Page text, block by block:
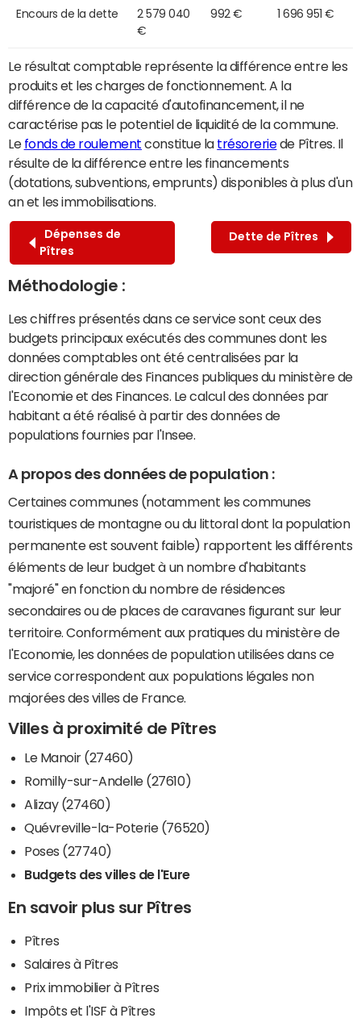
Encours de la dette
2 579 040
€
992 € 1 696 951 €
Le résultat comptable représente la différence entre les
produits et les charges de fonctionnement. A la
différence de la capacité d'autofinancement, il ne
caractérise pas le potentiel de liquidité de la commune.
Le fonds de roulement constitue la trésoreriede Pîtres. Il
résulte de la différence entre les financements
(dotations, subventions, emprunts) disponibles à plus d'un
an et les immobilisations.
Dépenses de
Pîtres
Dette de Pîtres
Méthodologie :
Les chiffres présentés dans ce service sont ceux des
budgets principaux exécutés des communes dont les
données comptables ont été centralisées par la
direction générale des Finances publiques du ministère de
l'Economie et des Finances. Le calcul des données par
habitant a été réalisé à partir des données de
populations fournies par l'Insee.
A propos des données de population :
Certaines communes (notamment les communes
touristiques de montagne ou du littoral dont la population
permanente est souvent faible) rapportent les différents
éléments de leur budget à un nombre d'habitants
"majoré" en fonction du nombre de résidences
secondaires ou de places de caravanes figurant sur leur
territoire. Conformément aux pratiques du ministère de
l'Economie, les données de population utilisées dans ce
service correspondent aux populations légales non
majorées des villes de France.
Villes à proximité de Pîtres
Le Manoir (27460)
Romilly-sur-Andelle (27610)
Alizay (27460)
Quévreville-la-Poterie (76520)
Poses (27740)
Budgets des villes de l'Eure
En savoir plus sur Pîtres
Pîtres
Salaires à Pîtres
Prix immobilier à Pîtres
Impôts et l'ISF à Pîtres